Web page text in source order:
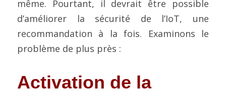
Énergie et services publics
Éducation
MDR
SESIP
même. Pourtant, il devrait être possible
d’améliorer la sécurité de l’IoT, une
recommandation à la fois. Examinons le
problème de plus près :
Activation de la